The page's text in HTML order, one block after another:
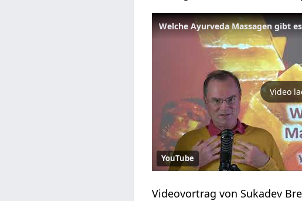
Welche Ayurveda Massagen gibt es
Video
YouTube
Videovortrag von Sukadev